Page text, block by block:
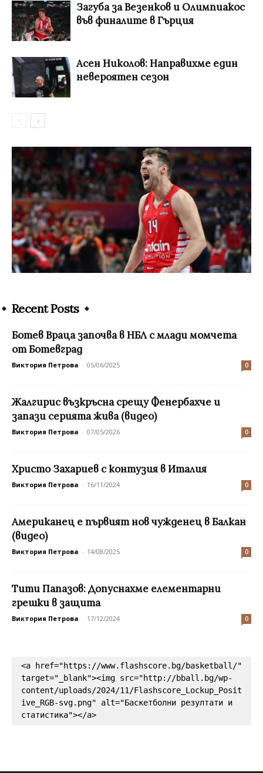
Загуба за Везенков и Олимпиакос
във финалите в Гърция
Асен Николов: Направихме един
невероятен сезон
Recent Posts
Ботев Враца започва в НБЛ с млади момчета
от Ботевград
Виктория Петрова - 05/06/2025 0
Жалгирис възкръсна срещу Фенербахче и
запази серията жива (видео)
Виктория Петрова - 07/05/2026 0
Христо Захариев с контузия в Италия
Виктория Петрова - 16/11/2024 0
Американец е първият нов чужденец в Балкан
(видео)
Виктория Петрова - 14/08/2025 0
Тити Папазов: Допуснахме елементарни
грешки в защита
Виктория Петрова - 17/12/2024 0
<a href="https://www.flashscore.bg/basketball/"
target="_blank"><img src="http://bball.bg/wp-
content/uploads/2024/11/Flashscore_Lockup_Posit
ive_RGB-svg.png" alt="Баскетболни резултати и
статистика"></a>